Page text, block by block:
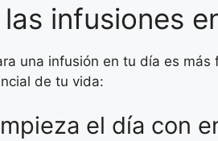
infusiones
una infusión en tu día es
de tu vida:
el día con